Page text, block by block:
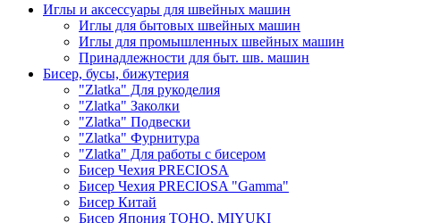
Иглы и аксессуары для швейных машин
Иглы для бытовых швейных машин
Иглы для промышленных швейных машин
Принадлежности для быт. шв. машин
Бисер, бусы, бижутерия
"Zlatka" Для рукоделия
"Zlatka" Заколки
"Zlatka" Подвески
"Zlatka" Фурнитура
"Zlatka" Для работы с бисером
Бисер Чехия PRECIOSA
Бисер Чехия PRECIOSA "Gamma"
Бисер Китай
Бисер Япония TOHO, MIYUKI